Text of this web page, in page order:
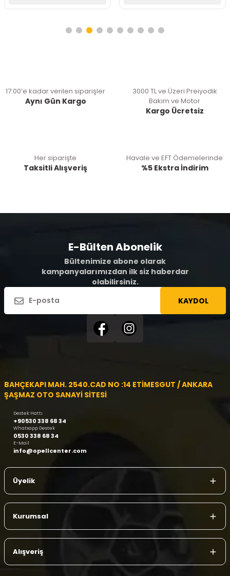
17:00’e kadar verilen siparişler
Aynı Gün Kargo
3000 TL ve Üzeri Preiyodik
Bakım ve Motor
Kargo Ücretsiz
Her siparişte
Taksitli Alışveriş
Havale ve EFT Ödemelerinde
%5 Ekstra İndirim
E-Bülten Abonelik
Bültenimize abone olarak
kampanyalarımızdan ilk siz haberdar
olabilirsiniz.
KAYDOL
BAHÇEKAPI MAH. 2540.CAD NO :14 ETİMESGUT / ANKARA
ŞAŞMAZ OTO SANAYİ SİTESİ
Destek Hattı
+90530 338 68 34
Whatsapp Destek
0530 338 68 34
E-Mail
info@opellcenter.com
Üyelik
Kurumsal
Alışveriş